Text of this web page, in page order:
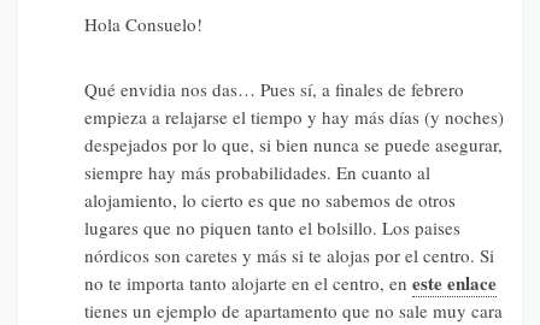
Hola Consuelo!
Qué envidia nos das… Pues sí, a finales de febrero
empieza a relajarse el tiempo y hay más días (y noches)
despejados por lo que, si bien nunca se puede asegurar,
siempre hay más probabilidades. En cuanto al
alojamiento, lo cierto es que no sabemos de otros
lugares que no piquen tanto el bolsillo. Los paises
nórdicos son caretes y más si te alojas por el centro. Si
no te importa tanto alojarte en el centro, en este enlace
tienes un ejemplo de apartamento que no sale muy cara